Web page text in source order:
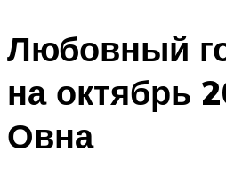
Любовный
на октябрь
Овна